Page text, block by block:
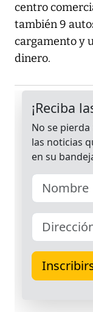
centro
también 9
cargamento y
dinero.